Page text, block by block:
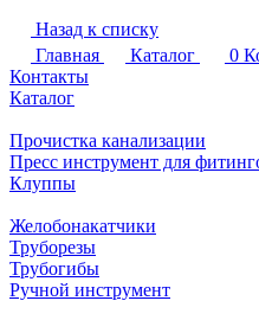
Назад к списку
Главная
Каталог 0
Контакты
Каталог
Прочистка канализации
Пресс инструмент для
Клуппы
Желобонакатчики
Труборезы
Трубогибы
Ручной инструмент